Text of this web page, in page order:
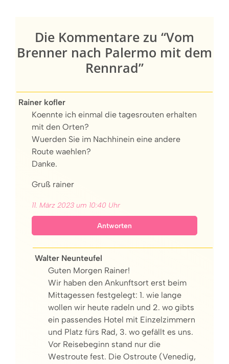
Die Kommentare zu “Vom
Brenner nach Palermo mit dem
Rennrad”
Rainer kofler
Koennte ich einmal die tagesrouten erhalten
mit den Orten?
Wuerden Sie im Nachhinein eine andere
Route waehlen?
Danke.
Gruß rainer
11. März 2023 um 10:40 Uhr
Antworten
Walter Neunteufel
Guten Morgen Rainer!
Wir haben den Ankunftsort erst beim
Mittagessen festgelegt: 1. wie lange
wollen wir heute radeln und 2. wo gibts
ein passendes Hotel mit Einzelzimmern
und Platz fürs Rad, 3. wo gefällt es uns.
Vor Reisebeginn stand nur die
Westroute fest. Die Ostroute (Venedig,